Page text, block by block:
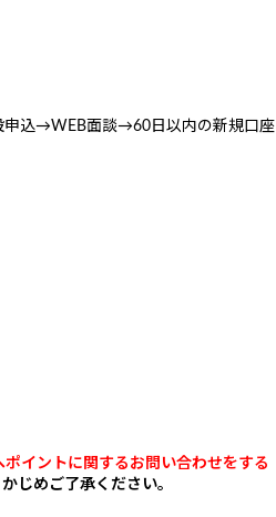
込→WEB面談→60日以内の新規口座
ポイントに関するお問い合わせをする
じめご了承ください。